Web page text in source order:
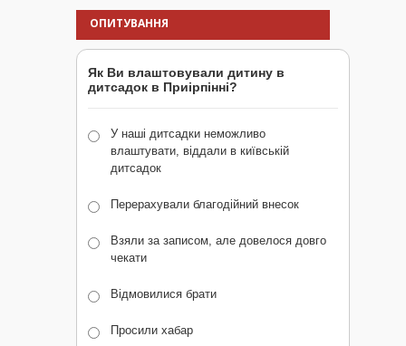
ОПИТУВАННЯ
Як Ви влаштовували дитину в
дитсадок в Приірпінні?
У наші дитсадки неможливо
влаштувати, віддали в київській
дитсадок
Перерахували благодійний внесок
Взяли за записом, але довелося довго
чекати
Відмовилися брати
Просили хабар